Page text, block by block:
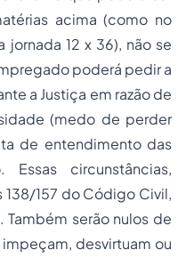
acima (como no
12 x 36), não se
poderá pedir a
a Justiça em razão de
(medo de perder
de entendimento das
circunstâncias,
157 do Código Civil,
serão nulos de
desvirtuam ou